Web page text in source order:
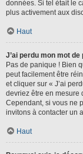
données. Si tel était le
plus activement aux
Haut
J’ai perdu mon mot de
Pas de panique ! Bien
peut facilement être
et cliquer sur « J’ai
devriez être en mesure
Cependant, si vous ne
invitons à contacter un
Haut